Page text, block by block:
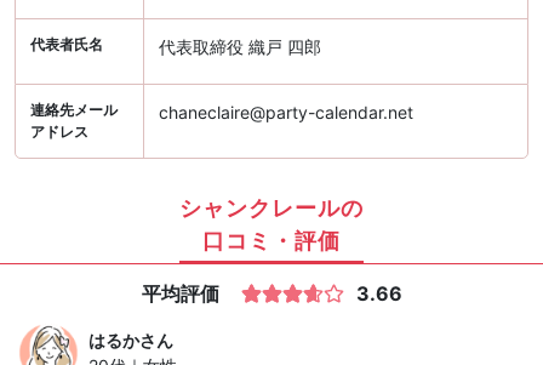
代表者氏名 代表取締役 織戸 四郎
連絡先メール
アドレス
chaneclaire@party-calendar.net
シャンクレールの
口コミ・評価
平均評価 3.66
はるかさん